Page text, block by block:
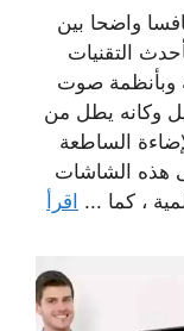
واضحا بين
التقنيات
تصل 140و 150 بوصة وبأنظمة صوت
وكانه يطل من
الساطعة
هذه الشاشات
، كما ... اقرأ